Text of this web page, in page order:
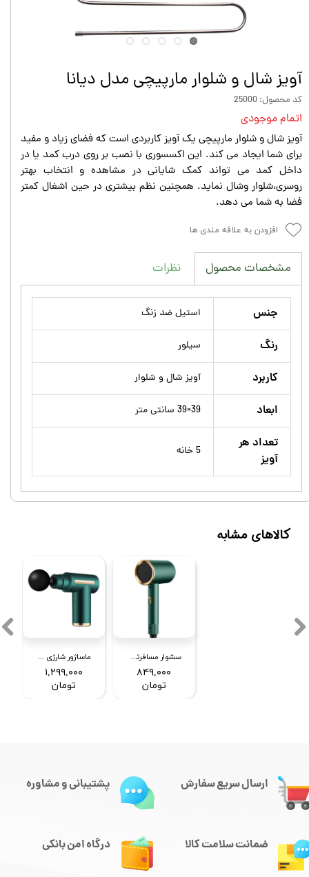
آویز شال و شلوار مارپیچی مدل دیانا
کد محصول: 25000
اتمام موجودی
آویز شال و شلوار مارپیچی یک آویز کاربردی است که فضای زیاد و مفید
برای شما ایجاد می کند. این اکسسوری با نصب بر روی درب کمد یا در
داخل کمد می تواند کمک شایانی در مشاهده و انتخاب بهتر
روسری،شلوار وشال نماید. همچنین نظم بیشتری در حین اشغال کمتر
فضا به شما می دهد.
افزودن به علاقه مندی ها
مشخصات محصول نظرات
جنس استیل ضد زنگ
رنگ سیلور
کاربرد آویز شال و شلوار
ابعاد 39×39 سانتی متر
تعداد هر
آویز
5 خانه
ماساژور شارژی تفنگی مدل XL-720
۱,۲۹۹,۰۰۰
تومان
سشوار مسافرتی روفائلک مدل 1RFX-013
۸۴۹,۰۰۰
تومان
کالاهای مشابه
ارسال سریع سفارش
درگاه امن بانکی
پشتیبانی و مشاوره
ضمانت سلامت کالا